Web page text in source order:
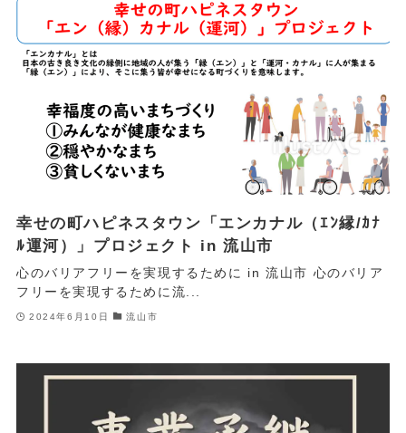
幸せの町ハピネスタウン「エンカナル（ｴﾝ縁/ｶﾅ
ﾙ運河）」プロジェクト in 流山市
心のバリアフリーを実現するために in 流山市 心のバリア
フリーを実現するために流...
2024年6月10日 流山市